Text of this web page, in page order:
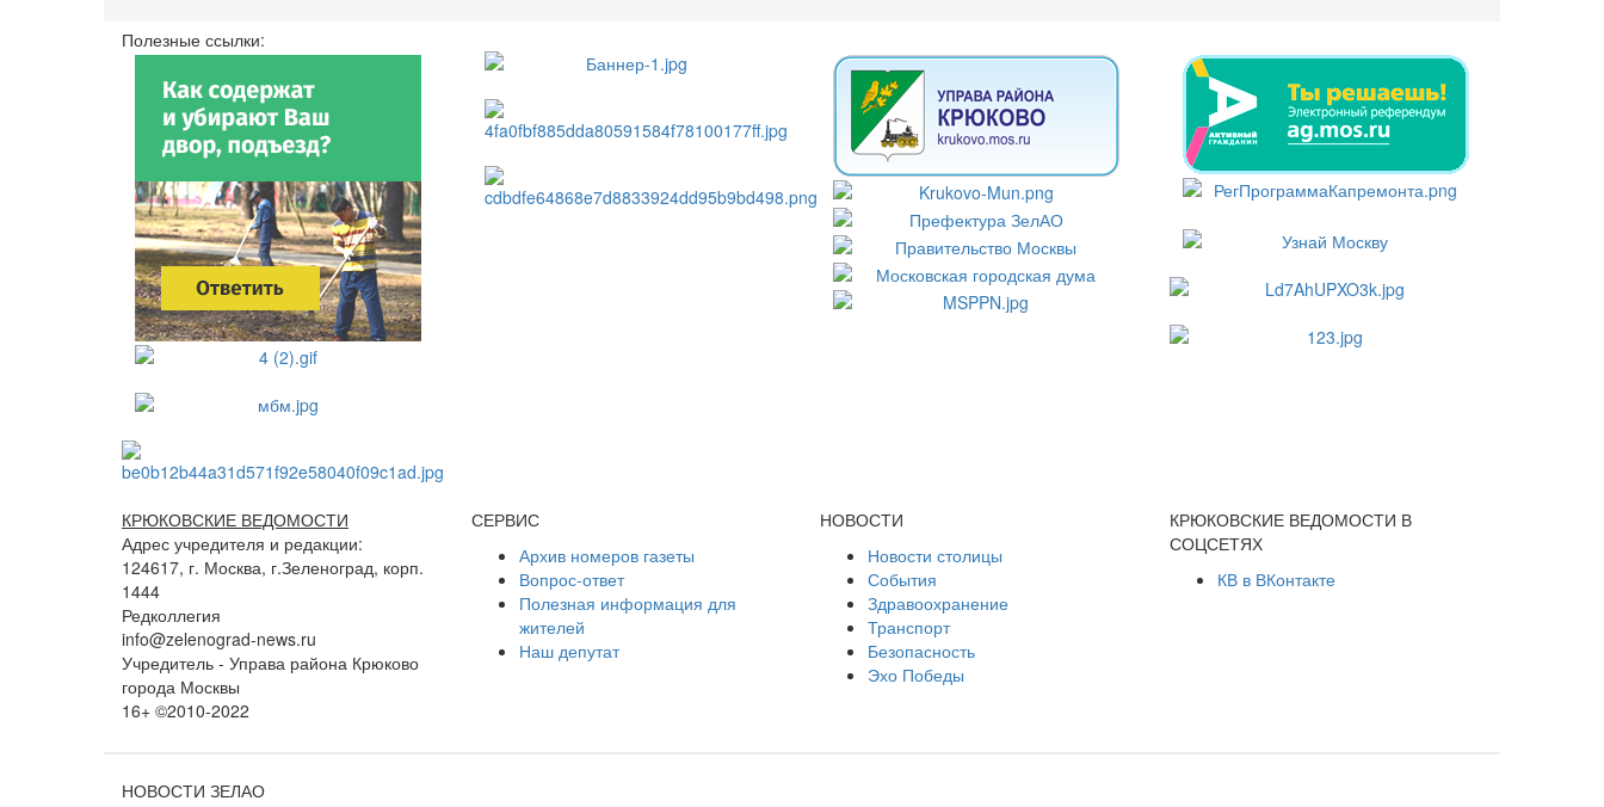
Полезные ссылки:
КРЮКОВСКИЕ ВЕДОМОСТИ
Адрес учредителя и редакции:
124617, г. Москва, г.Зеленоград, корп.
1444
Редколлегия
info@zelenograd-news.ru
Учредитель - Управа района Крюково
города Москвы
16+ ©2010-2022
СЕРВИС
Архив номеров газеты
Вопрос-ответ
Полезная информация для
жителей
Наш депутат
НОВОСТИ
Новости столицы
События
Здравоохранение
Транспорт
Безопасность
Эхо Победы
КРЮКОВСКИЕ ВЕДОМОСТИ В
СОЦСЕТЯХ
КВ в ВКонтакте
НОВОСТИ ЗЕЛАО